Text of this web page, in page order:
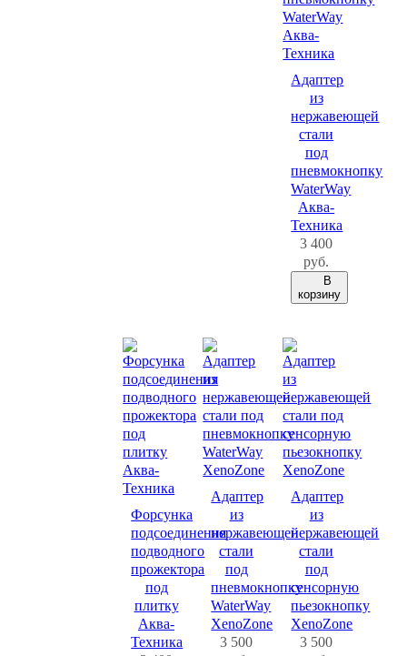
Адаптер
из
нержавеющей
стали
под
пневмокнопку
WaterWay
Аква-
Техника
3 400
руб.
В
корзину
Форсунка
подсоединения
подводного
прожектора
под
плитку
Аква-
Техника
Адаптер
из
нержавеющей
стали
под
пневмокнопку
WaterWay
XenoZone
3 500
Адаптер
из
нержавеющей
стали
под
сенсорную
пьезокнопку
XenoZone
3 500